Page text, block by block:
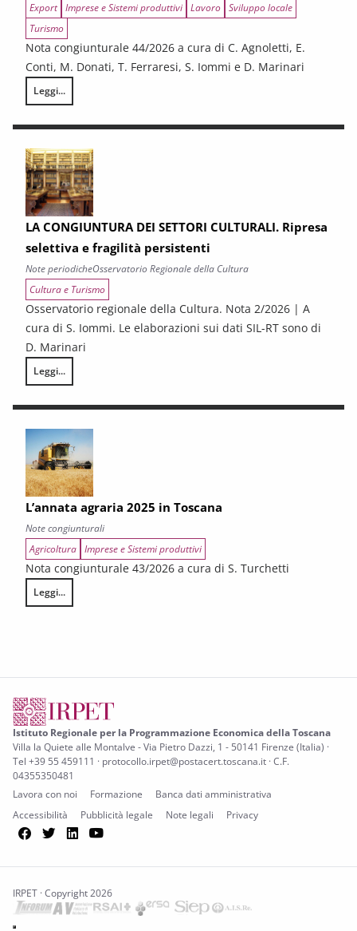
Export Imprese e Sistemi produttivi Lavoro Sviluppo locale
Turismo
Nota congiunturale 44/2026 a cura di C. Agnoletti, E.
Conti, M. Donati, T. Ferraresi, S. Iommi e D. Marinari
Leggi...
LA CONGIUNTURA NELLE PROVINCE TOSCANE
LA CONGIUNTURA DEI SETTORI CULTURALI. Ripresa
selettiva e fragilità persistenti
Note periodicheOsservatorio Regionale della Cultura
Cultura e Turismo
Osservatorio regionale della Cultura. Nota 2/2026 | A
cura di S. Iommi. Le elaborazioni sui dati SIL-RT sono di
D. Marinari
Leggi...
LA CONGIUNTURA DEI SETTORI CULTURALI. Ripresa selettiva e
L’annata agraria 2025 in Toscana
Note congiunturali
Agricoltura Imprese e Sistemi produttivi
Nota congiunturale 43/2026 a cura di S. Turchetti
Leggi...
L’annata agraria 2025 in Toscana
Istituto Regionale per la Programmazione Economica della Toscana
Villa la Quiete alle Montalve - Via Pietro Dazzi, 1 - 50141 Firenze (Italia) ·
Tel +39 55 459111 · protocollo.irpet@postacert.toscana.it · C.F.
04355350481
Lavora con noi
Formazione
Banca dati amministrativa
Accessibilità
Pubblicità legale Note legali Privacy
Facebook
TwitterLinkedIn
IRPET · Copyright 2026